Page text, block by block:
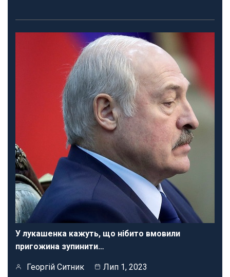
У лукашенка кажуть, що нібито вмовили
пригожина зупинити…
Георгій Ситник Лип 1, 2023